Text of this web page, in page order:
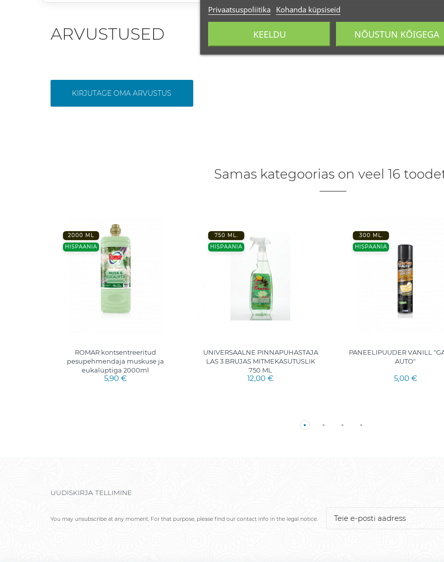
ARVUSTUSED
KIRJUTAGE OMA ARVUSTUS
Samas kategoorias on veel 16
2000 ML
HISPAANIA
ROMAR kontsentreeritud
pesupehmendaja muskuse ja
eukalüptiga 2000ml
5,90 €
750 ML.
HISPAANIA
UNIVERSAALNE PINNAPUHASTAJA
LAS 3 BRUJAS MITMEKASUTUSLIK
750 ML
12,00 €
300 ML.
HISPAANIA
PANEELIPUUDER VANILL
AUTO"
5,00 €
UUDISKIRJA TELLIMINE
You may unsubscribe at any moment. For that purpose, please find our contact info in the legal notice.
Privaatsuspoliitika Kohanda küpsiseid
KEELDU NÕUSTUN KÕIGEGA